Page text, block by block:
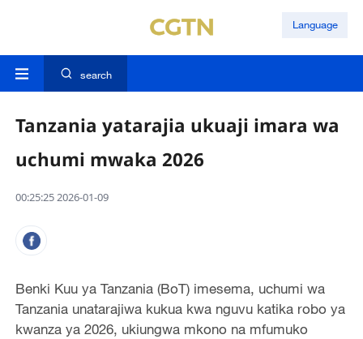
Language
search
Tanzania yatarajia ukuaji imara wa
uchumi mwaka 2026
00:25:25 2026-01-09
Benki Kuu ya Tanzania (BoT) imesema, uchumi wa
Tanzania unatarajiwa kukua kwa nguvu katika robo ya
kwanza ya 2026, ukiungwa mkono na mfumuko